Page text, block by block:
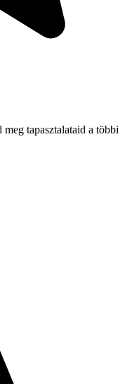
meg tapasztalataid a többi